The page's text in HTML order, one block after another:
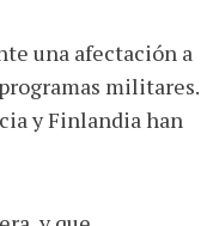
una afectación a
militares.
y Finlandia han